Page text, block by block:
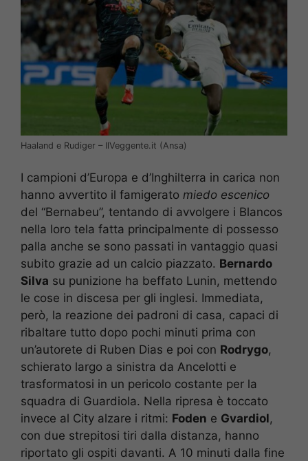
Haaland e Rudiger – IlVeggente.it (Ansa)
I campioni d’Europa e d’Inghilterra in carica non
hanno avvertito il famigerato miedo escenico
del “Bernabeu”, tentando di avvolgere i Blancos
nella loro tela fatta principalmente di possesso
palla anche se sono passati in vantaggio quasi
subito grazie ad un calcio piazzato. Bernardo
Silva su punizione ha beffato Lunin, mettendo
le cose in discesa per gli inglesi. Immediata,
però, la reazione dei padroni di casa, capaci di
ribaltare tutto dopo pochi minuti prima con
un’autorete di Ruben Dias e poi con Rodrygo,
schierato largo a sinistra da Ancelotti e
trasformatosi in un pericolo costante per la
squadra di Guardiola. Nella ripresa è toccato
invece al City alzare i ritmi: Foden e Gvardiol,
con due strepitosi tiri dalla distanza, hanno
riportato gli ospiti davanti. A 10 minuti dalla fine